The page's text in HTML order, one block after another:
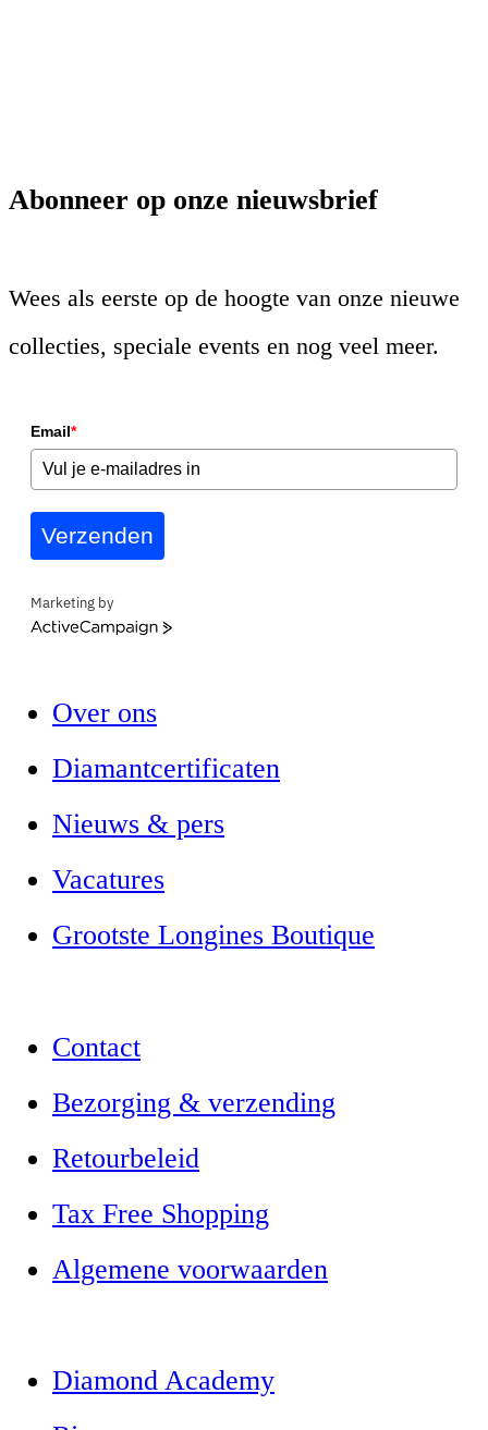
Abonneer op onze nieuwsbrief
Wees als eerste op de hoogte van onze nieuwe
collecties, speciale events en nog veel meer.
Email*
Verzenden
Marketing by
ActiveCampaign
Over ons
Diamantcertificaten
Nieuws & pers
Vacatures
Grootste Longines Boutique
Contact
Bezorging & verzending
Retourbeleid
Tax Free Shopping
Algemene voorwaarden
Diamond Academy